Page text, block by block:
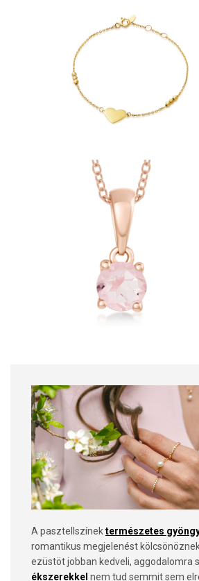
A pasztellszínektermészetes
romantikus megjelenést
ezüstöt jobban kedveli, aggodalomra
ékszerekkel nem tud semmit sem